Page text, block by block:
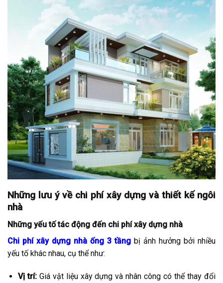
Những lưu ý về chi phí xây dựng và thiết kế ngôi
nhà
Những yếu tố tác động đến chi phí xây dựng nhà
Chi phí xây dựng nhà ống 3 tầng bị ảnh hưởng bởi nhiều
yếu tố khác nhau, cụ thể như:
Vị trí:Giá vật liệu xây dựng và nhân công có thể thay đổi